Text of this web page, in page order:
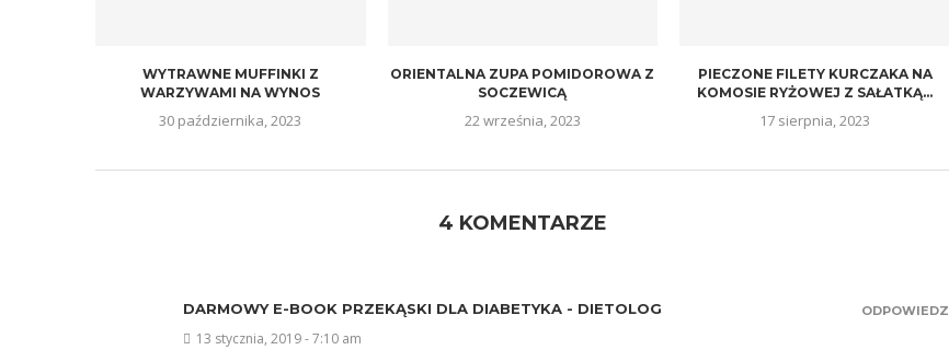
WYTRAWNE MUFFINKI Z
WARZYWAMI NA WYNOS
30 października, 2023
ORIENTALNA ZUPA POMIDOROWA Z
SOCZEWICĄ
22 września, 2023
PIECZONE FILETY KURCZAKA NA
KOMOSIE RYŻOWEJ Z SAŁATKĄ...
17 sierpnia, 2023
4 KOMENTARZE
DARMOWY E-BOOK PRZEKĄSKI DLA DIABETYKA - DIETOLOG
13 stycznia, 2019 - 7:10 am
ODPOWIEDZ